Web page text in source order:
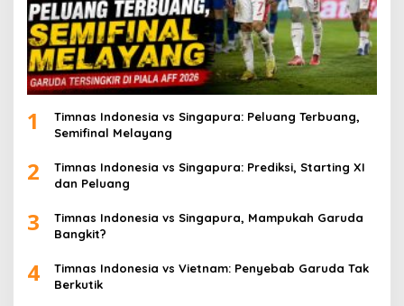
1
Timnas Indonesia vs Singapura: Peluang Terbuang,
Semifinal Melayang
2
Timnas Indonesia vs Singapura: Prediksi, Starting XI
dan Peluang
3
Timnas Indonesia vs Singapura, Mampukah Garuda
Bangkit?
4
Timnas Indonesia vs Vietnam: Penyebab Garuda Tak
Berkutik